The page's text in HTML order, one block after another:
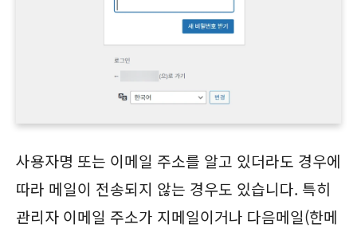
사용자명 또는 이메일 주소를 알고 있더라도 경우에
따라 메일이 전송되지 않는 경우도 있습니다. 특히
관리자 이메일 주소가 지메일이거나 다음메일(한메